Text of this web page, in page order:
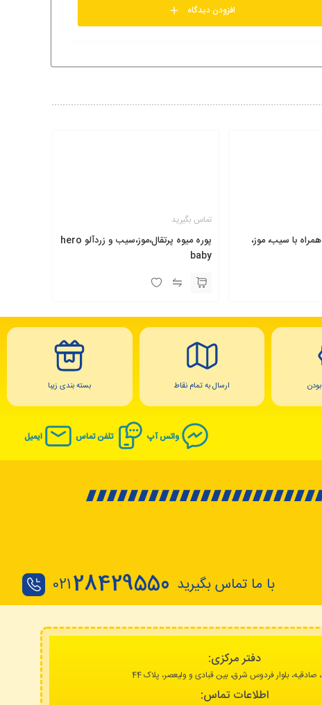
افزودن دیدگاه
با سیب، موز،
تماس بگیرید
پوره میوه پرتقال،موز،سیب و زردآلو hero
baby
ارسال به تمام نقاط بسته بندی زیبا
واتس آپ تلفن تماس ایمیل
28429550
021 با ما تماس بگیرید
دفتر مرکزی:
صادقیه، بلوار فردوس شرق، بین قبادی و ولیعصر، پلاک 44
اطلاعات تماس: